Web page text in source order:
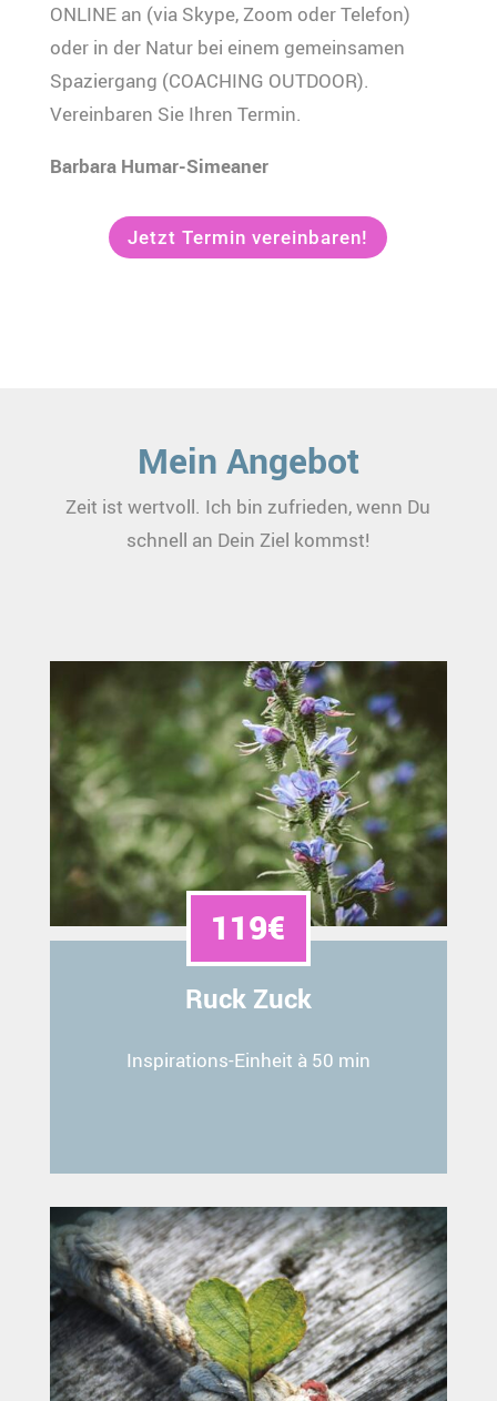
ONLINE an (via Skype, Zoom oder Telefon)
oder in der Natur bei einem gemeinsamen
Spaziergang (COACHING OUTDOOR).
Vereinbaren Sie Ihren Termin.
Barbara Humar-Simeaner
Jetzt Termin vereinbaren!
Mein Angebot
Zeit ist wertvoll. Ich bin zufrieden, wenn Du
schnell an Dein Ziel kommst!
119€
Ruck Zuck
Inspirations-Einheit à 50 min